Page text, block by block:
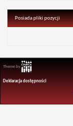
Posiada pliki pozycji
Theme by
Deklaracja dostępności